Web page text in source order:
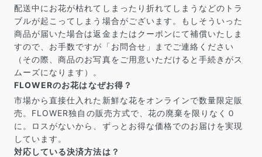
配送中にお花が枯れてしまったり折れてしまうなどのトラ
ブルが起こってしまう場合がございます。もしそういった
商品が届いた場合は返金またはクーポンにて補償いたしま
すので、お手数ですが「お問合せ」までご連絡ください
（その際、商品のお写真をご用意いただけると手続きがス
ムーズになります）。
FLOWERのお花はなぜお得？
市場から直接仕入れた新鮮な花をオンラインで数量限定販
売。FLOWER独自の販売方式で、花の廃棄を限りなく０
に。ロスがないから、ずっとお得な価格でのお届けを実現
しています。
対応している決済方法は？